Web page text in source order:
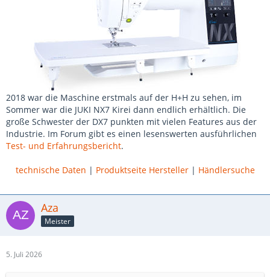
2018 war die Maschine erstmals auf der H+H zu sehen, im
Sommer war die JUKI NX7 Kirei dann endlich erhältlich. Die
große Schwester der DX7 punkten mit vielen Features aus der
Industrie. Im Forum gibt es einen lesenswerten ausführlichen
Test- und Erfahrungsbericht.
technische Daten | Produktseite Hersteller| Händlersuche
Aza
Meister
5. Juli 2026